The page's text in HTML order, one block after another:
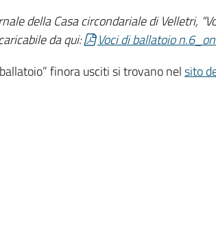
della Casa circondariale di Velletri,
da qui:
Voci di ballatoio
finora usciti si trovano nelsito